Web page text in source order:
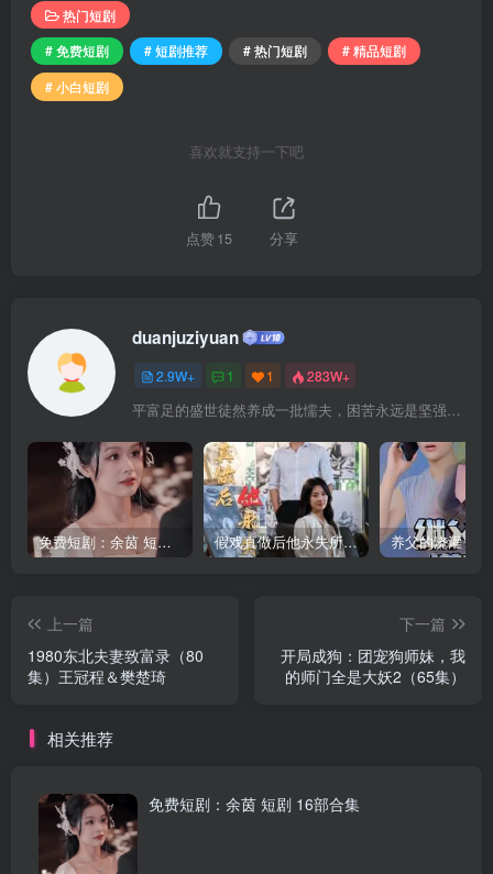
热门短剧
# 免费短剧
# 短剧推荐 # 热门短剧
# 精品短剧
# 小白短剧
喜欢就支持一下吧
点赞15 分享
duanjuziyuan
2.9W+ 1 1 283W+
平富足的盛世徒然养成一批懦夫，困苦永远是坚强之母
免费短剧：余茵 短剧 16部合集 假戏真做后他永失所爱（60集）程澄＆杨珞仟
上一篇
1980东北夫妻致富录（80
集）王冠程＆樊楚琦
下一篇
开局成狗：团宠狗师妹，我
的师门全是大妖2（65集）
相关推荐
免费短剧：余茵 短剧 16部合集